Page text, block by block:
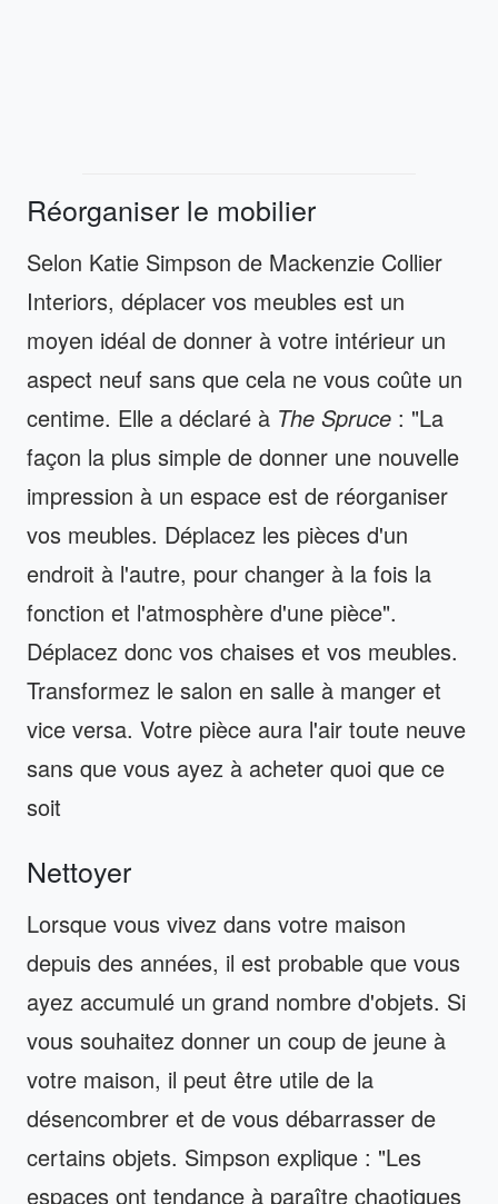
Réorganiser le mobilier
Selon Katie Simpson de Mackenzie Collier
Interiors, déplacer vos meubles est un
moyen idéal de donner à votre intérieur un
aspect neuf sans que cela ne vous coûte un
centime. Elle a déclaré à The Spruce : "La
façon la plus simple de donner une nouvelle
impression à un espace est de réorganiser
vos meubles. Déplacez les pièces d'un
endroit à l'autre, pour changer à la fois la
fonction et l'atmosphère d'une pièce".
Déplacez donc vos chaises et vos meubles.
Transformez le salon en salle à manger et
vice versa. Votre pièce aura l'air toute neuve
sans que vous ayez à acheter quoi que ce
soit
Nettoyer
Lorsque vous vivez dans votre maison
depuis des années, il est probable que vous
ayez accumulé un grand nombre d'objets. Si
vous souhaitez donner un coup de jeune à
votre maison, il peut être utile de la
désencombrer et de vous débarrasser de
certains objets. Simpson explique : "Les
espaces ont tendance à paraître chaotiques